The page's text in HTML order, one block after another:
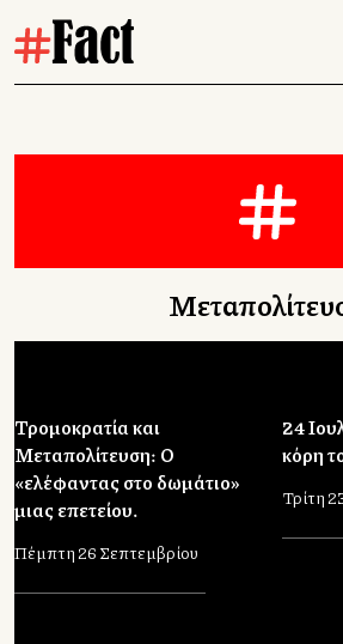
Τρομοκρατία και
Μεταπολίτευση: Ο
«ελέφαντας στο δωμάτιο»
μιας επετείου.
Πέμπτη 26 Σεπτεμβρίου
24
κόρη
Τρίτη